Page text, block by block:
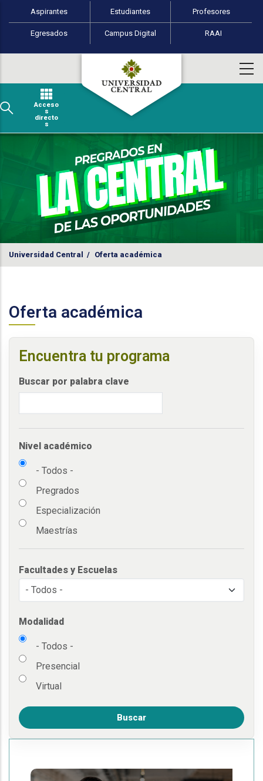
Pasar al contenido principal
Perfiles de usuario
Aspirantes Estudiantes Profesores
Egresados Campus Digital RAAI
Acceso
s
directo
s
Universidad Central / Oferta académica
Oferta académica
Encuentra tu programa
Buscar por palabra clave
Nivel académico
- Todos -
Pregrados
Especialización
Maestrías
Facultades y Escuelas
Modalidad
- Todos -
Presencial
Virtual